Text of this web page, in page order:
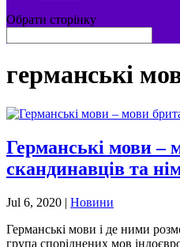
Обрати сторінку
германські
Германські мови –
скандинавців та
Jul 6, 2020 | Новини
Германські мови і де ними
група споріднених мов